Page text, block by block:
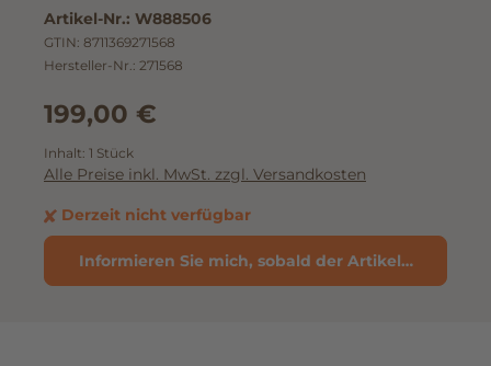
Artikel-Nr.: W888506
GTIN: 8711369271568
Hersteller-Nr.: 271568
199,00 €
Inhalt: 1 Stück
Alle Preise inkl. MwSt. zzgl. Versandkosten
Derzeit nicht verfügbar
Informieren Sie mich, sobald der Artikel verfügbar